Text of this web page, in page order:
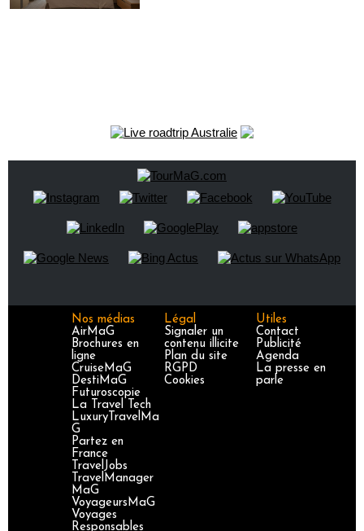
Nos médias
AirMaG
Brochures en
ligne
CruiseMaG
DestiMaG
Futuroscopie
La Travel Tech
LuxuryTravelMa
G
Partez en
France
TravelJobs
TravelManager
MaG
VoyageursMaG
Voyages
Responsables
Légal
Signaler un
contenu illicite
Plan du site
RGPD
Cookies
Utiles
Contact
Publicité
Agenda
La presse en
parle